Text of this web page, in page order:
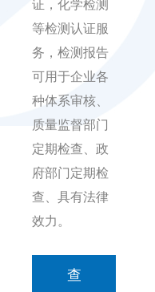
证，化学检测
等检测认证服
务，检测报告
可用于企业各
种体系审核、
质量监督部门
定期检查、政
府部门定期检
查、具有法律
效力。
查